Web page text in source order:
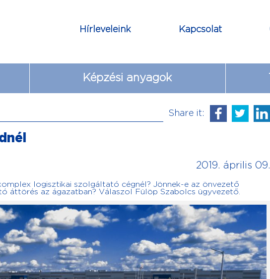
Kapcsolat
Hírleveleink
Képzési anyagok
Share it:
2019. április 09.
logisztikai szolgáltató cégnél? Jönnek-e az önvezető
áttörés az ágazatban? Válaszol Fülöp Szabolcs ügyvezető.